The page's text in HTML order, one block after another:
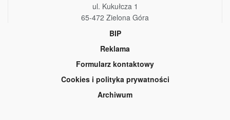
ul. Kukułcza 1
65-472 Zielona Góra
BIP
Reklama
Formularz kontaktowy
Cookies i polityka prywatności
Archiwum